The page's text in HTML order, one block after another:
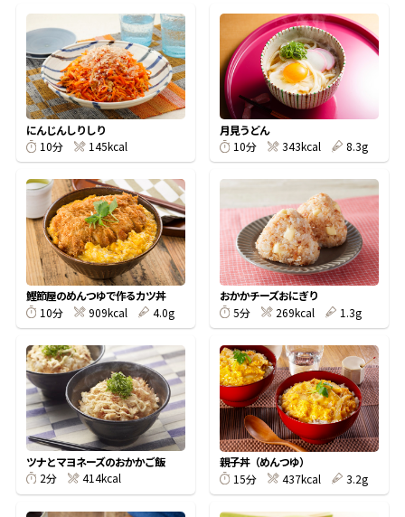
旨さ、別格。だし屋の鍋 韓福善シリーズ
汁物レシピ
時短レシピ
おいしいレシピを商品から探す
かつお節レシピ
めんつゆレシピ
割烹白だしレシピ
レシピ特設サイト
割烹白だしレシピ特集
かつお節・だしをもっと知る
ヤマキ かつお節プラス®
かつお節・だしを楽しむ
だしコミュ
- 百年対話
- ヤマキ かつお節プラス®
採用情報
- ジョブリターン制
ヤマキお客様相談室
オンラインショップ
コミュニティサイト
Global
にんじんしりしり
10分
145kcal
月見うどん
10分
343kcal 8.3g
鰹節屋のめんつゆで作るカツ丼
10分
909kcal 4.0g
おかかチーズおにぎり
5分
269kcal 1.3g
ツナとマヨネーズのおかかご飯
2分
414kcal
親子丼（めんつゆ）
15分
437kcal 3.2g